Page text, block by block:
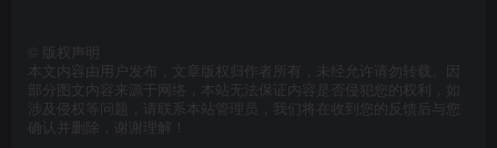
版权声明
本文内容由用户发布，文章版权归作者所有，未经允许请勿转载。因
部分图文内容来源于网络，本站无法保证内容是否侵犯您的权利，如
涉及侵权等问题，请联系本站管理员，我们将在收到您的反馈后与您
确认并删除，谢谢理解！